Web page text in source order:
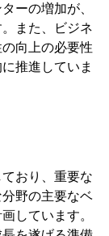
ーの増加が、
また、ビジネ
向上の必要性
推進していま
おり、重要な
野の主要なベ
しています。